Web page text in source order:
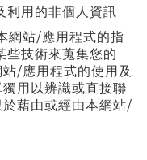
利用的非個人資訊
網站/應用程式的指
些技術來蒐集您的
/應用程式的使用及
用以辨識或直接聯
藉由或經由本網站/